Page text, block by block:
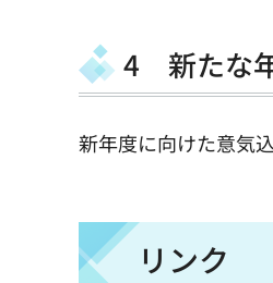
4 新たな
新年度に向けた意気
リンク